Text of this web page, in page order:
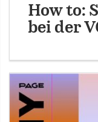
How to:
bei der